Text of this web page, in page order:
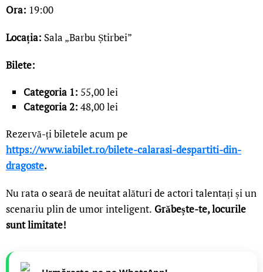
Ora: 19:00
Locația: Sala „Barbu Știrbei”
Bilete:
Categoria 1: 55,00 lei
Categoria 2: 48,00 lei
Rezervă-ți biletele acum pe
https://www.iabilet.ro/bilete-calarasi-despartiti-din-
dragoste.
Nu rata o seară de neuitat alături de actori talentați și un
scenariu plin de umor inteligent. Grăbește-te, locurile
sunt limitate!